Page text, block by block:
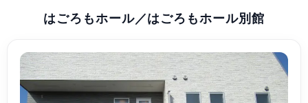
はごろもホール／はごろもホール別館